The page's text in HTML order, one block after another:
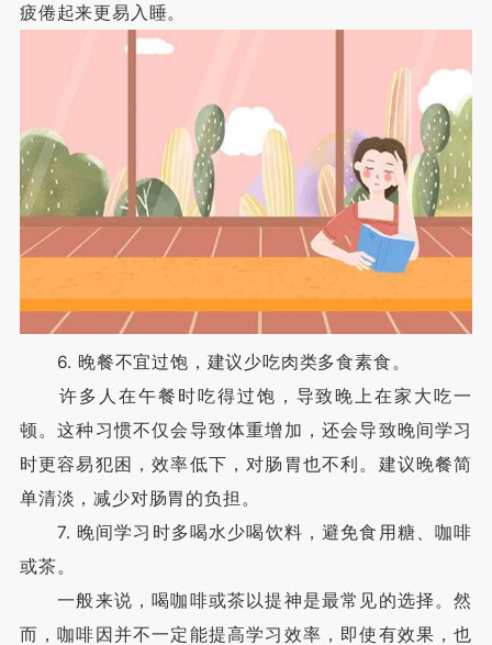
疲倦起来更易入睡。
6. 晚餐不宜过饱，建议少吃肉类多食素食。
许多人在午餐时吃得过饱，导致晚上在家大吃一
顿。这种习惯不仅会导致体重增加，还会导致晚间学习
时更容易犯困，效率低下，对肠胃也不利。建议晚餐简
单清淡，减少对肠胃的负担。
7. 晚间学习时多喝水少喝饮料，避免食用糖、咖啡
或茶。
一般来说，喝咖啡或茶以提神是最常见的选择。然
而，咖啡因并不一定能提高学习效率，即使有效果，也